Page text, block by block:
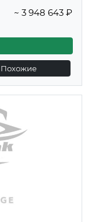
~ 3 948 643 ₽
Похожие